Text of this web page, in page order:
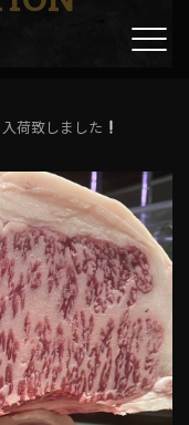
荷致しました